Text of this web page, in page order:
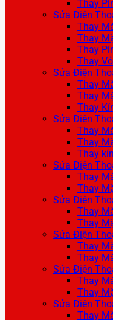
Thay
Sửa Điện
Thay
Thay
Thay
Thay
Sửa Điện
Thay
Thay
Thay
Sửa Điện
Thay
Thay
Thay
Sửa Điện
Thay
Thay
Sửa Điện
Thay
Thay
Sửa Điện
Thay
Thay
Sửa Điện
Thay
Thay
Sửa Điện
Thay